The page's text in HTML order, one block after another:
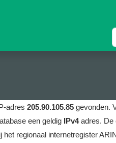
adres 205.90.105.85 gevonden.
een geldig IPv4adres. De
het regionaal internetregister